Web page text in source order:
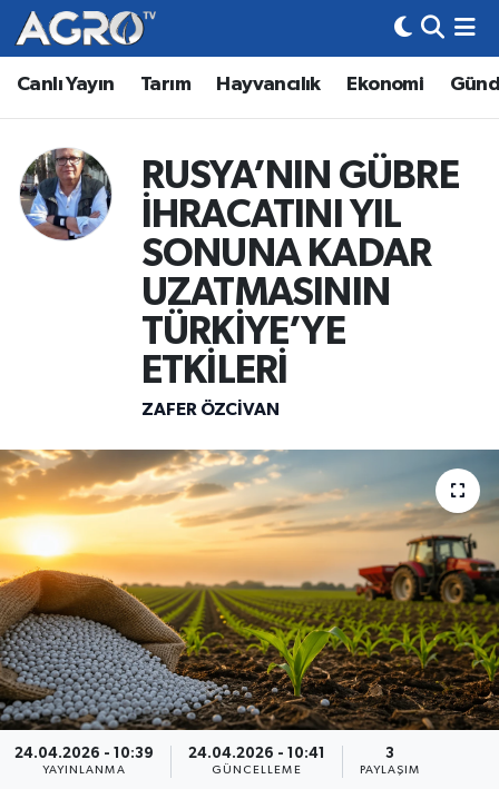
Canlı Yayın Tarım Hayvancılık Ekonomi
RUSYA’NIN GÜBRE
İHRACATINI YIL
SONUNA KADAR
UZATMASININ
TÜRKİYE’YE
ETKİLERİ
ZAFER ÖZCİVAN
24.04.2026 - 10:39
YAYINLANMA
24.04.2026 - 10:41
GÜNCELLEME
3
PAYLAŞIM
Hava Durumu
Süper Lig Puan Durumu ve Fikstür
Tüm Manşetler
Son Dakika Haberleri
Haber Arşivi